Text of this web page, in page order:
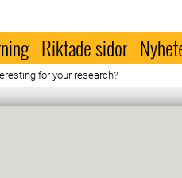
Riktade sidor
for your research?